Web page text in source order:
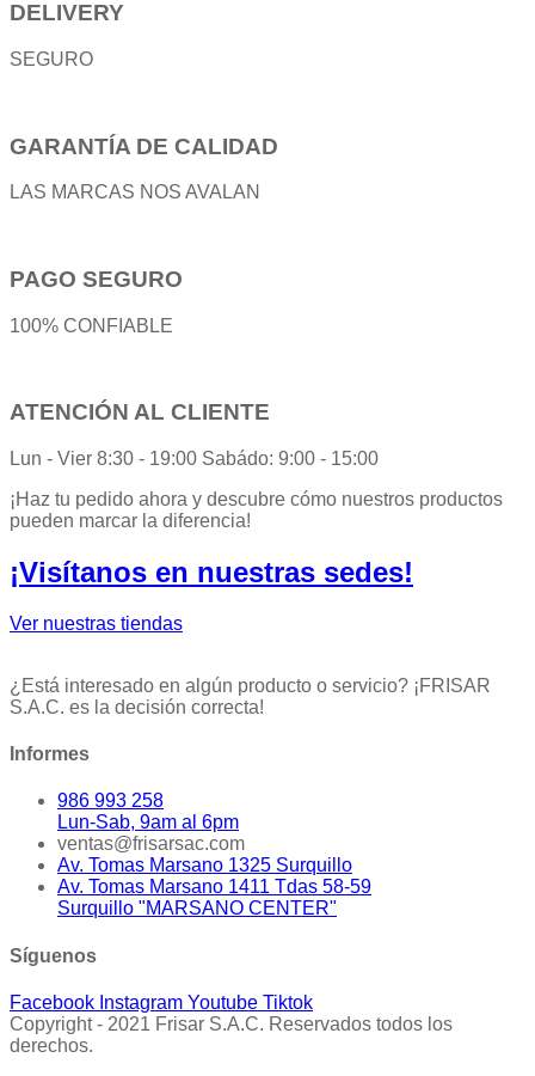
DELIVERY
SEGURO
GARANTÍA DE CALIDAD
LAS MARCAS NOS AVALAN
PAGO SEGURO
100% CONFIABLE
ATENCIÓN AL CLIENTE
Lun - Vier 8:30 - 19:00 Sabádo: 9:00 - 15:00
¡Haz tu pedido ahora y descubre cómo nuestros productos
pueden marcar la diferencia!
¡Visítanos en nuestras sedes!
Ver nuestras tiendas
¿Está interesado en algún producto o servicio? ¡FRISAR
S.A.C. es la decisión correcta!
Informes
986 993 258
Lun-Sab, 9am al 6pm
ventas@frisarsac.com
Av. Tomas Marsano 1325 Surquillo
Av. Tomas Marsano 1411 Tdas 58-59
Surquillo "MARSANO CENTER"
Síguenos
Facebook Instagram Youtube Tiktok
Copyright - 2021 Frisar S.A.C. Reservados todos los
derechos.